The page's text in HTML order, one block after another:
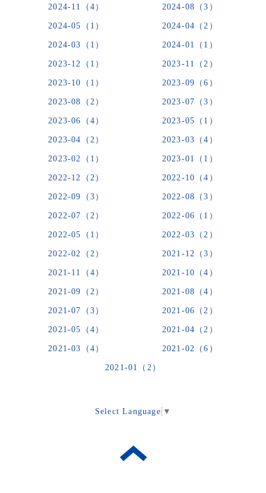
2024-11（4） 2024-08（3）
2024-05（1） 2024-04（2）
2024-03（1） 2024-01（1）
2023-12（1） 2023-11（2）
2023-10（1） 2023-09（6）
2023-08（2） 2023-07（3）
2023-06（4） 2023-05（1）
2023-04（2） 2023-03（4）
2023-02（1） 2023-01（1）
2022-12（2） 2022-10（4）
2022-09（3） 2022-08（3）
2022-07（2） 2022-06（1）
2022-05（1） 2022-03（2）
2022-02（2） 2021-12（3）
2021-11（4） 2021-10（4）
2021-09（2） 2021-08（4）
2021-07（3） 2021-06（2）
2021-05（4） 2021-04（2）
2021-03（4） 2021-02（6）
2021-01（2）
Select Language ▼